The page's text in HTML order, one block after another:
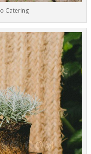
Catering